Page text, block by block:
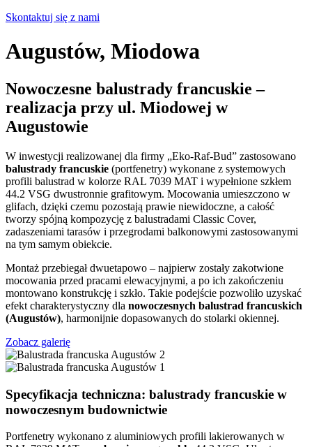
Skontaktuj się z nami
Augustów, Miodowa
Nowoczesne balustrady francuskie –
realizacja przy ul. Miodowej w
Augustowie
W inwestycji realizowanej dla firmy „Eko-Raf-Bud” zastosowano
balustrady francuskie (portfenetry) wykonane z systemowych
profili balustrad w kolorze RAL 7039 MAT i wypełnione szkłem
44.2 VSG dwustronnie grafitowym. Mocowania umieszczono w
glifach, dzięki czemu pozostają prawie niewidoczne, a całość
tworzy spójną kompozycję z balustradami Classic Cover,
zadaszeniami tarasów i przegrodami balkonowymi zastosowanymi
na tym samym obiekcie.
Montaż przebiegał dwuetapowo – najpierw zostały zakotwione
mocowania przed pracami elewacyjnymi, a po ich zakończeniu
montowano konstrukcję i szkło. Takie podejście pozwoliło uzyskać
efekt charakterystyczny dla nowoczesnych balustrad francuskich
(Augustów), harmonijnie dopasowanych do stolarki okiennej.
Zobacz galerię
Specyfikacja techniczna: balustrady francuskie w
nowoczesnym budownictwie
Portfenetry wykonano z aluminiowych profili lakierowanych w